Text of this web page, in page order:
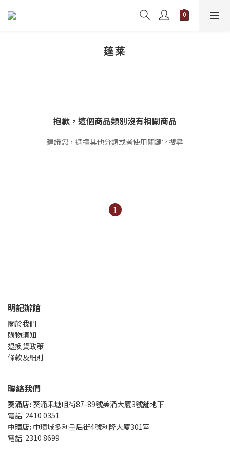
蓬莱
抱歉，這個商品類別沒有相關商品
建議您，選擇其他分類或者使用關鍵字搜尋
1
明記辦館
關於我們
購物須知
退換貨政策
條款及細則
聯絡我們
葵涌店: 葵涌禾塘咀街87-89號美涌大廈3號舖地下
電話: 2410 0351
中環店: 中環域多利皇后街4號利隆大廈301室
電話: 2310 8699